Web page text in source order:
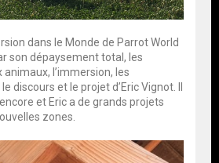
dans le Monde de Parrot World
son dépaysement total, les
l’immersion, les
discours et le projet d’Eric Vignot. Il
et Eric a de grands projets
zones.